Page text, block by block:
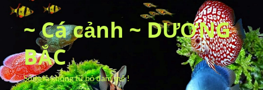
~ Cá cảnh ~ DƯƠNG
BẮC
Sống là không từ bỏ đam mê !